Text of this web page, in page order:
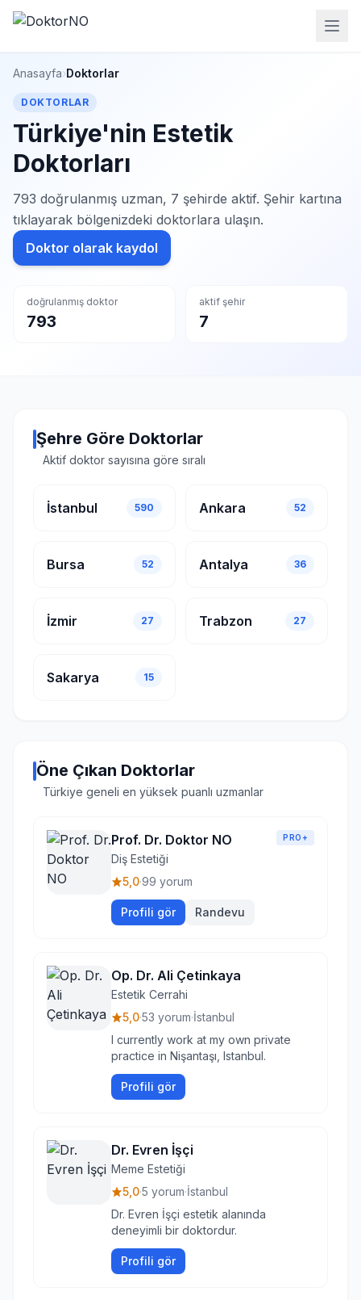
Anasayfa›Doktorlar
DOKTORLAR
Türkiye'nin Estetik
Doktorları
793 doğrulanmış uzman, 7 şehirde aktif. Şehir kartına
tıklayarak bölgenizdeki doktorlara ulaşın.
Doktor olarak kaydol
doğrulanmış doktor
793
aktif şehir
7
Şehre Göre Doktorlar
Aktif doktor sayısına göre sıralı
İstanbul 590 Ankara 52
Bursa 52 Antalya 36
İzmir 27 Trabzon 27
Sakarya 15
Öne Çıkan Doktorlar
Türkiye geneli en yüksek puanlı uzmanlar
Prof. Dr. Doktor NO PRO+
Diş Estetiği
5,0·99 yorum
Profili gör Randevu
Op. Dr. Ali Çetinkaya
Estetik Cerrahi
5,0·53 yorum·İstanbul
I currently work at my own private
practice in Nişantaşı, Istanbul.
Profili gör
Dr. Evren İşçi
Meme Estetiği
5,0·5 yorum·İstanbul
Dr. Evren İşçi estetik alanında
deneyimli bir doktordur.
Profili gör